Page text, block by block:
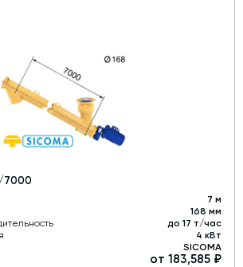
7000
7 м
168 мм
до 17 т/час
4 кВт
SICOMA
от 183,585 ₽